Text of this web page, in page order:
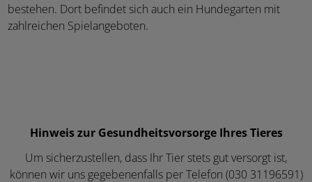
bestehen. Dort befindet sich auch ein Hundegarten mit
zahlreichen Spielangeboten.
Hinweis zur Gesundheitsvorsorge Ihres Tieres
Um sicherzustellen, dass Ihr Tier stets gut versorgt ist,
können wir uns gegebenenfalls per Telefon (030 31196591)